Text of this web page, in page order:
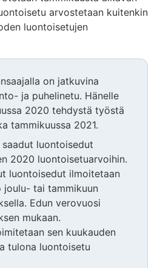
arvostetaan kuitenkin
luontoisetujen
on jatkuvina
ja puhelinetu. Hänelle
2020 tehdystä työstä
tammikuussa 2021.
luontoisedut
2020 luontoisetuarvoihin.
luontoisedut ilmoitetaan
tai tammikuun
Edun verovuosi
mukaan.
sen kuukauden
tulona luontoisetu